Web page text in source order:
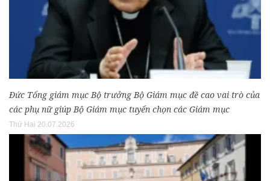
Đức Tổng giám mục Bộ trưởng Bộ Giám mục đề cao vai trò của
các phụ nữ giúp Bộ Giám mục tuyển chọn các Giám mục
Thứ Hai 20.07.2026